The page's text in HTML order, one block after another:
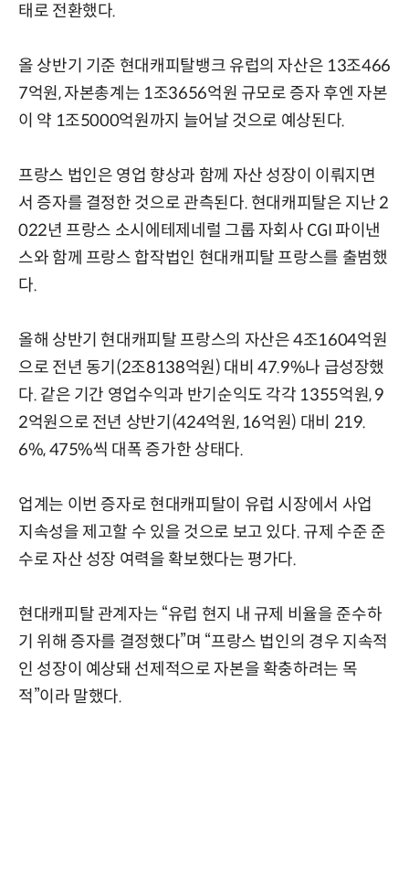
태로 전환했다.
올 상반기 기준 현대캐피탈뱅크 유럽의 자산은 13조466
7억원, 자본총계는 1조3656억원 규모로 증자 후엔 자본
이 약 1조5000억원까지 늘어날 것으로 예상된다.
프랑스 법인은 영업 향상과 함께 자산 성장이 이뤄지면
서 증자를 결정한 것으로 관측된다. 현대캐피탈은 지난 2
022년 프랑스 소시에테제네럴 그룹 자회사 CGI 파이낸
스와 함께 프랑스 합작법인 현대캐피탈 프랑스를 출범했
다.
올해 상반기 현대캐피탈 프랑스의 자산은 4조1604억원
으로 전년 동기(2조8138억원) 대비 47.9%나 급성장했
다. 같은 기간 영업수익과 반기순익도 각각 1355억원, 9
2억원으로 전년 상반기(424억원, 16억원) 대비 219.
6%, 475%씩 대폭 증가한 상태다.
업계는 이번 증자로 현대캐피탈이 유럽 시장에서 사업
지속성을 제고할 수 있을 것으로 보고 있다. 규제 수준 준
수로 자산 성장 여력을 확보했다는 평가다.
현대캐피탈 관계자는 “유럽 현지 내 규제 비율을 준수하
기 위해 증자를 결정했다”며 “프랑스 법인의 경우 지속적
인 성장이 예상돼 선제적으로 자본을 확충하려는 목
적”이라 말했다.